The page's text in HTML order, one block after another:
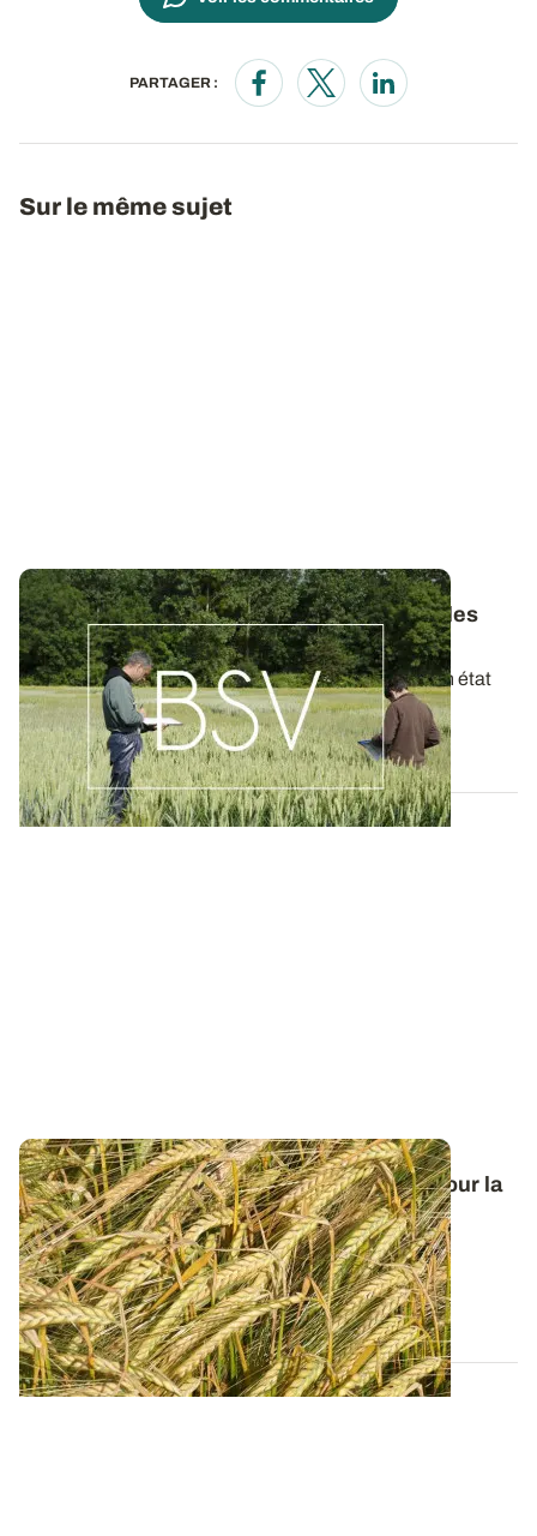
PARTAGER :
Opens in a new window
Opens in a new window
Opens in a new
Sur le même sujet
Bulletins de Santé du Végétal - Consultez les
derniers BSV de votre région
Ces bulletins, publiés chaque semaine, dressent un état
des lieux exhaustif des cultures...
19 MAI 2026
Orge de printemps : nos préconisations pour la
campagne 2026
Retrouvez tous les résultats d’essais de la dernière
campagne et nos préconisations pour...
13 FÉVR. 2026